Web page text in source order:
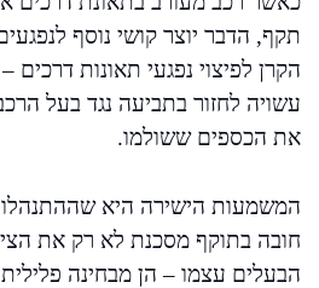
תקף, הדבר יוצר קושי נוסף
הקרן לפיצוי נפגעי תאונות
עשויה לחזור בתביעה נגד בעל
את הכספים ששולמו.
המשמעות הישירה היא
חובה בתוקף מסכנת לא רק את
הבעלים עצמו – הן מבחינה פלילית